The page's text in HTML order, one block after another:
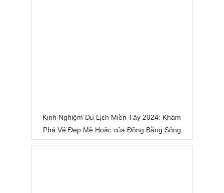
Kinh Nghiệm Du Lịch Miền Tây 2024: Khám
Phá Vẻ Đẹp Mê Hoặc của Đồng Bằng Sông
Nước